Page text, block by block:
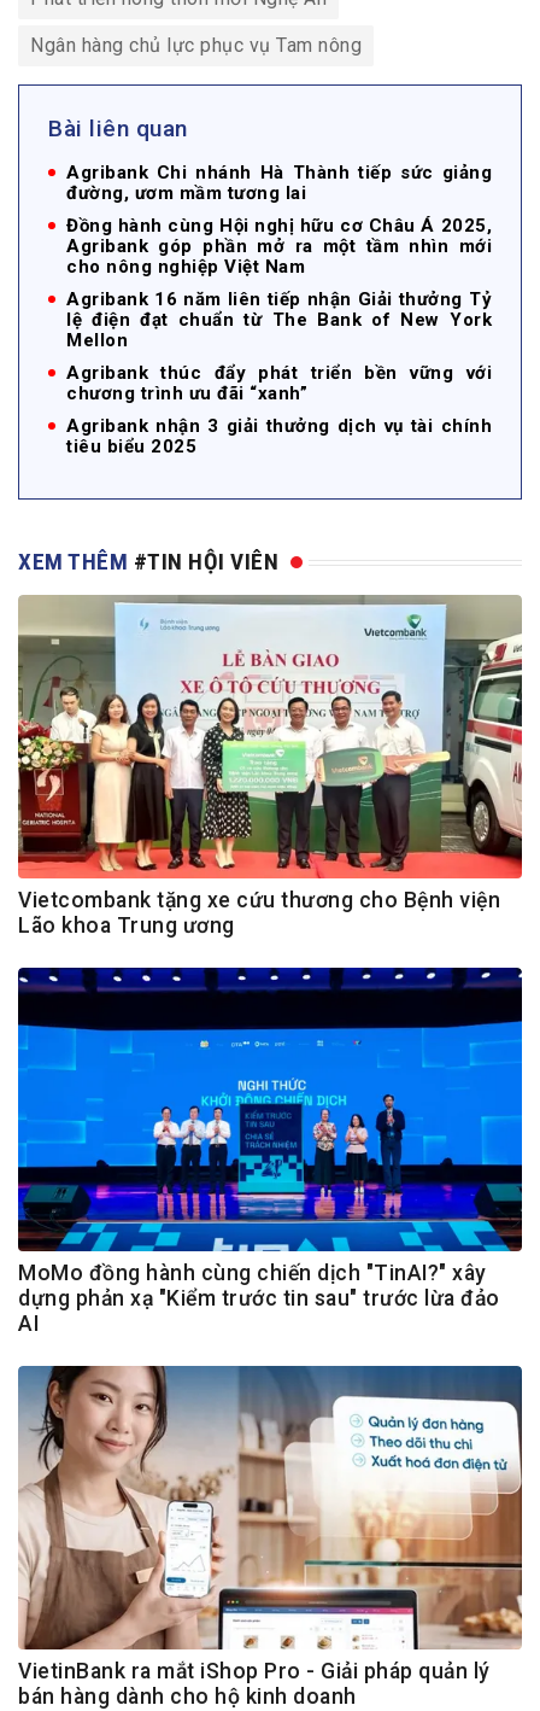
Ngân hàng chủ lực phục vụ Tam nông
Bài liên quan
Agribank Chi nhánh Hà Thành tiếp sức giảng
đường, ươm mầm tương lai
Đồng hành cùng Hội nghị hữu cơ Châu Á 2025,
Agribank góp phần mở ra một tầm nhìn mới
cho nông nghiệp Việt Nam
Agribank 16 năm liên tiếp nhận Giải thưởng Tỷ
lệ điện đạt chuẩn từ The Bank of New York
Mellon
Agribank thúc đẩy phát triển bền vững với
chương trình ưu đãi “xanh”
Agribank nhận 3 giải thưởng dịch vụ tài chính
tiêu biểu 2025
XEM THÊM #TIN HỘI VIÊN
Vietcombank tặng xe cứu thương cho Bệnh viện
Lão khoa Trung ương
MoMo đồng hành cùng chiến dịch "TinAI?" xây
dựng phản xạ "Kiểm trước tin sau" trước lừa đảo
AI
VietinBank ra mắt iShop Pro - Giải pháp quản lý
bán hàng dành cho hộ kinh doanh